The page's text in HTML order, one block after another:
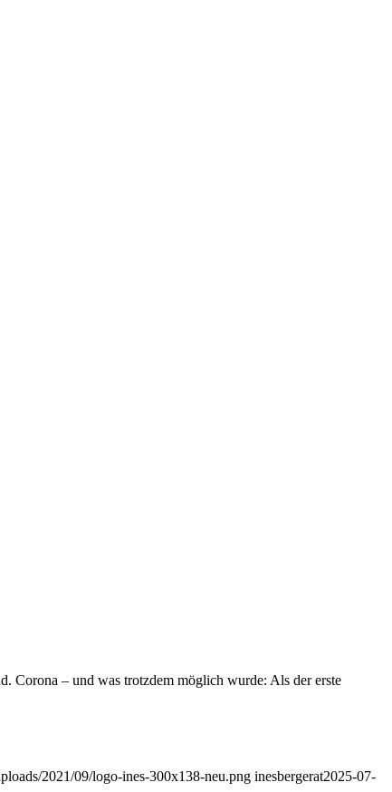
Corona – und was trotzdem möglich wurde: Als der erste
2021/09/logo-ines-300x138-neu.png inesbergerat2025-07-